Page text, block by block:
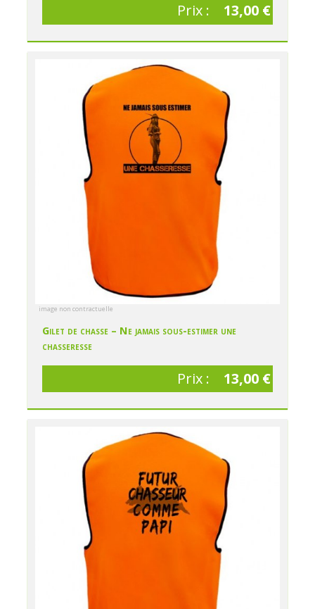
Prix : 13,00 €
image non contractuelle
Gilet de chasse – Ne jamais sous-estimer une
chasseresse
Prix : 13,00 €